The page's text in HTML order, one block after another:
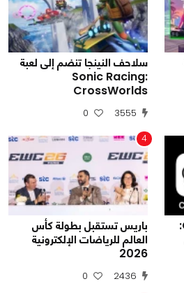
سلاحف النينجا تنضم إلى لعبة
Sonic Racing:
CrossWorlds
3555
0
OpenAI تطلق GPT-Live:
4
باريس تستقبل بطولة كأس
العالم للرياضات الإلكترونية
2026
2436
0